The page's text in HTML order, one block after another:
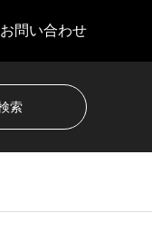
お問い合わせ